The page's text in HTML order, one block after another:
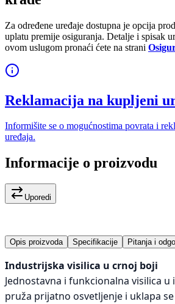
Za određene uređaje dostupna je opcija
uplatu premije osiguranja. Detalje i spisak
ovom uslugom pronaći ćete na strani
Reklamacija na kupljeni
Informišite se o mogućnostima povrata i
uređaja.
Informacije o proizvodu
Uporedi
Opis proizvoda Specifikacije Pitanja i
Industrijska visilica u crnoj boji
Jednostavna i funkcionalna visilica
pruža prijatno osvetljenje i uklapa